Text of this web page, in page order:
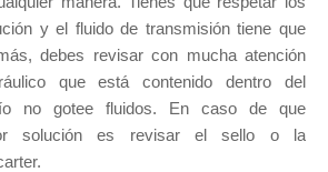
y el fluido de transmisión tiene que
debes revisar con mucha atención
que está contenido dentro del
no gotee fluidos. En caso de que
solución es revisar el sello o la